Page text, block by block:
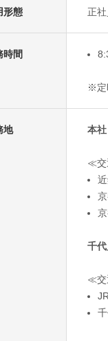
形態 正
時間
※定
地 本
≪交
千
≪交